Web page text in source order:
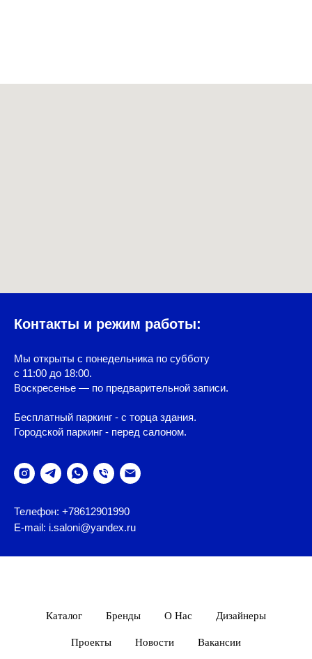
Контакты и режим работы:
Мы открыты с понедельника по субботу
с 11:00 до 18:00.
Воскресенье — по предварительной записи.
Бесплатный паркинг - с торца здания.
Городской паркинг - перед салоном.
Телефон: +78612901990
E-mail: i.saloni@yandex.ru
Каталог Бренды О Нас Дизайнеры
Проекты Новости Вакансии